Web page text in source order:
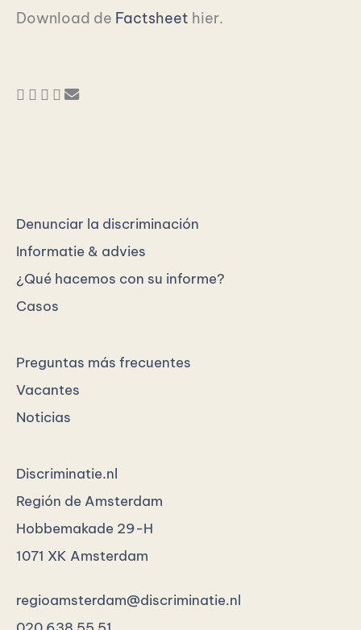
Download de Factsheet hier.
Denunciar la discriminación
Informatie & advies
¿Qué hacemos con su informe?
Casos
Preguntas más frecuentes
Vacantes
Noticias
Discriminatie.nl
Región de Amsterdam
Hobbemakade 29-H
1071 XK Amsterdam
regioamsterdam@discriminatie.nl